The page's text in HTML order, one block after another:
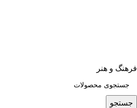
فرهنگ و هنر
جستجو